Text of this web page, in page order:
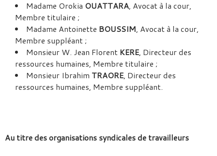
Madame Orokia OUATTARA, Avocat à la cour,
Membre titulaire ;
Madame Antoinette BOUSSIM, Avocat à la cour,
Membre suppléant ;
Monsieur W. Jean Florent KERE, Directeur des
ressources humaines, Membre titulaire ;
Monsieur Ibrahim TRAORE, Directeur des
ressources humaines, Membre suppléant.
Au titre des organisations syndicales de travailleurs